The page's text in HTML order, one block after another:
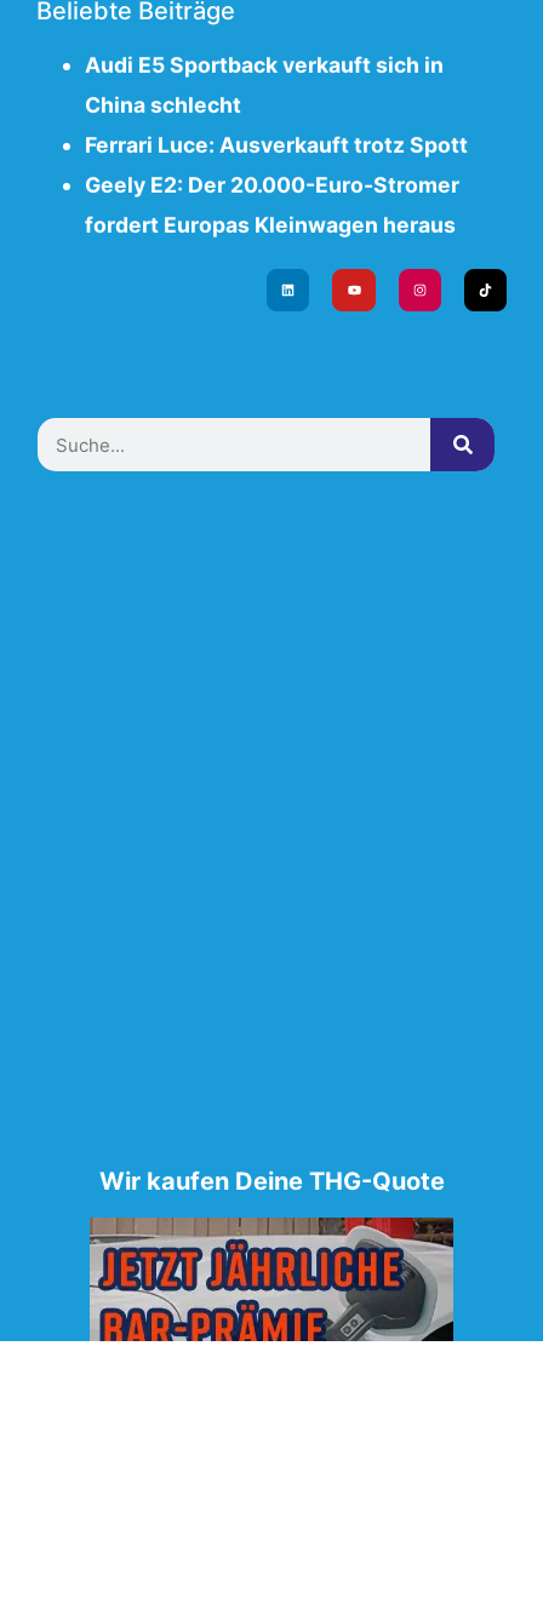
Beliebte Beiträge
Audi E5 Sportback verkauft sich in
China schlecht
Ferrari Luce: Ausverkauft trotz Spott
Geely E2: Der 20.000-Euro-Stromer
fordert Europas Kleinwagen heraus
Wir kaufen Deine THG-Quote